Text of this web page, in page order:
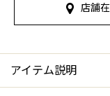
店舗
アイテム説明